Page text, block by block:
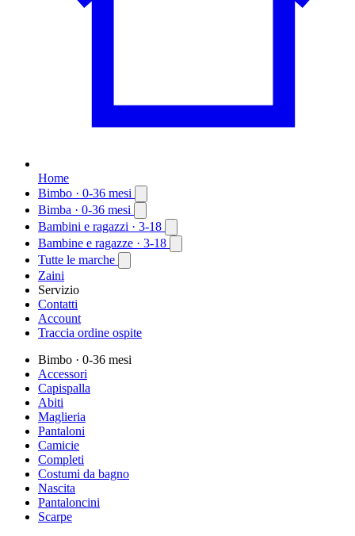
Home
Bimbo · 0-36 mesi
Bimba · 0-36 mesi
Bambini e ragazzi · 3-18
Bambine e ragazze · 3-18
Tutte le marche
Zaini
Servizio
Contatti
Account
Traccia ordine ospite
Bimbo · 0-36 mesi
Accessori
Capispalla
Abiti
Maglieria
Pantaloni
Camicie
Completi
Costumi da bagno
Nascita
Pantaloncini
Scarpe